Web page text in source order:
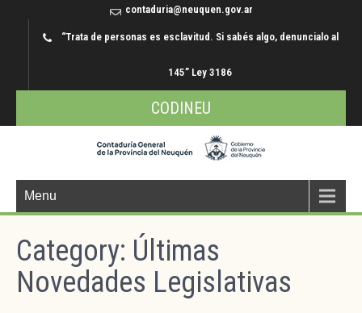
contaduria@neuquen.gov.ar
“Trata de personas es esclavitud. Si sabés algo, denuncialo al
145” Ley 3186
CODINEU
Menu
Category: Últimas
Novedades Legislativas